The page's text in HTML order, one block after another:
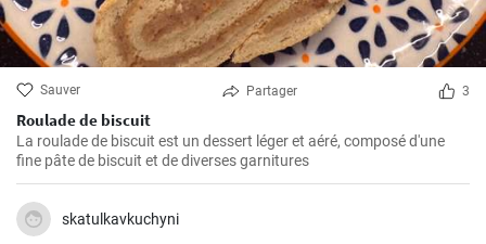
Sauver Partager 3
Roulade de biscuit
La roulade de biscuit est un dessert léger et aéré, composé d'une
fine pâte de biscuit et de diverses garnitures
skatulkavkuchyni